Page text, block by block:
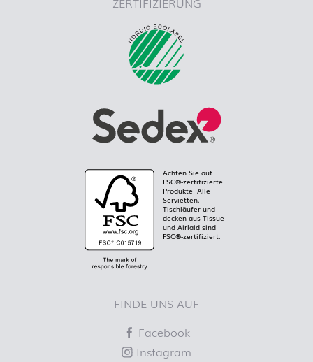
Achten Sie auf
FSC®-zertifizierte
Produkte! Alle
Servietten,
Tischläufer und -
decken aus Tissue
und Airlaid sind
FSC®-zertifiziert.
FINDE UNS AUF
Facebook
Instagram